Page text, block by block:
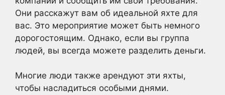
Они расскажут вам об идеальной яхте для
вас. Это мероприятие может быть немного
дорогостоящим. Однако, если вы группа
людей, вы всегда можете разделить деньги.
Многие люди также арендуют эти яхты,
чтобы насладиться особыми днями.